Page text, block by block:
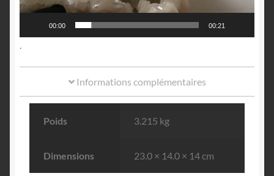
00:00 00:21
.
Informations complémentaires
Poids 3.215 kg
Dimensions 23.0 × 14.0 × 14 cm